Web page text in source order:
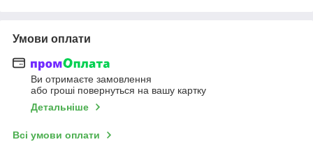
Умови оплати
Ви отримаєте замовлення
або гроші повернуться на вашу картку
Детальніше
Всі умови оплати